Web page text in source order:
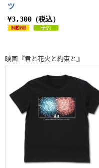
ツ
¥3,300（税込）
映画『君と花火と約束と』